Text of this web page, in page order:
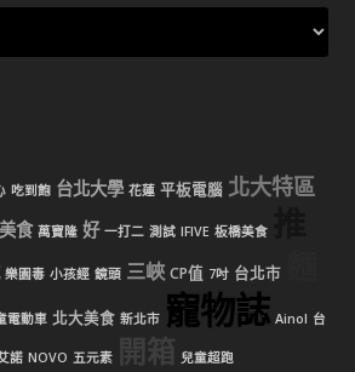
吃到飽 台北大學 花蓮 平板電腦 北大特區
食 萬寶隆 好 一打二 測試 IFIVE 板橋美食
樂園毒 小孩經 鏡頭 三峽 CP值 7吋 台北市
電動車 北大美食 新北市 寵物誌 Ainol 台
諾 NOVO 五元素 開箱 兒童超跑